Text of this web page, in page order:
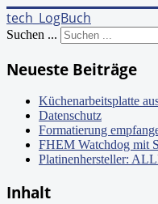
tech_LogBuch
Suchen ...
Neueste Beiträge
Küchenarbeitsplatte
Datenschutz
Formatierung
FHEM Watchdog mit
Platinenhersteller:
Inhalt